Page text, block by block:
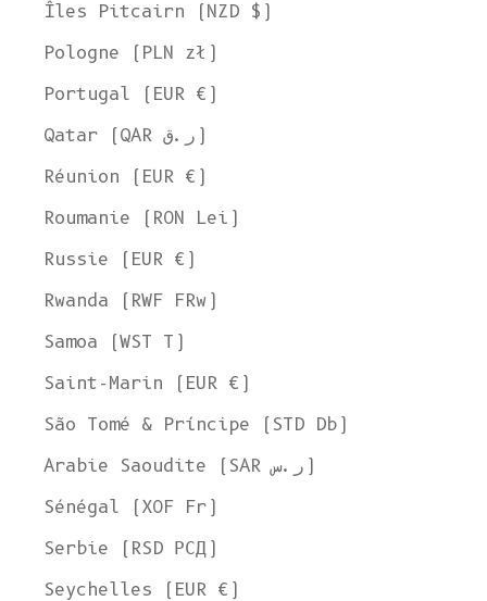
Îles Pitcairn (NZD $)
Pologne (PLN zł)
Portugal (EUR €)
Qatar (QAR ر.ق)
Réunion (EUR €)
Roumanie (RON Lei)
Russie (EUR €)
Rwanda (RWF FRw)
Samoa (WST T)
Saint-Marin (EUR €)
São Tomé & Príncipe (STD Db)
Arabie Saoudite (SAR ر.س)
Sénégal (XOF Fr)
Serbie (RSD РСД)
Seychelles (EUR €)